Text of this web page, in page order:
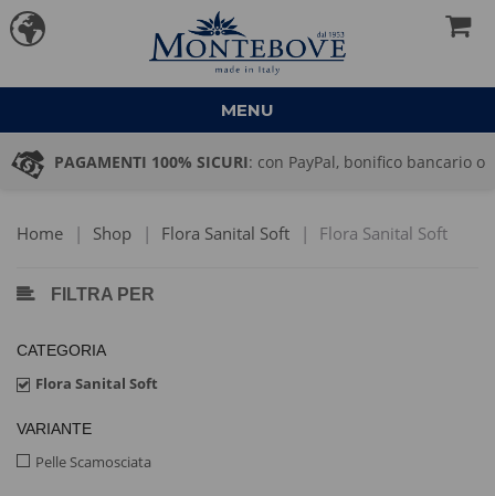
MENU
PAGAMENTI 100% SICURI: con PayPal, bonifico bancario o
Home | Shop | Flora Sanital Soft | Flora Sanital Soft
FILTRA PER
CATEGORIA
Flora Sanital Soft
VARIANTE
Pelle Scamosciata